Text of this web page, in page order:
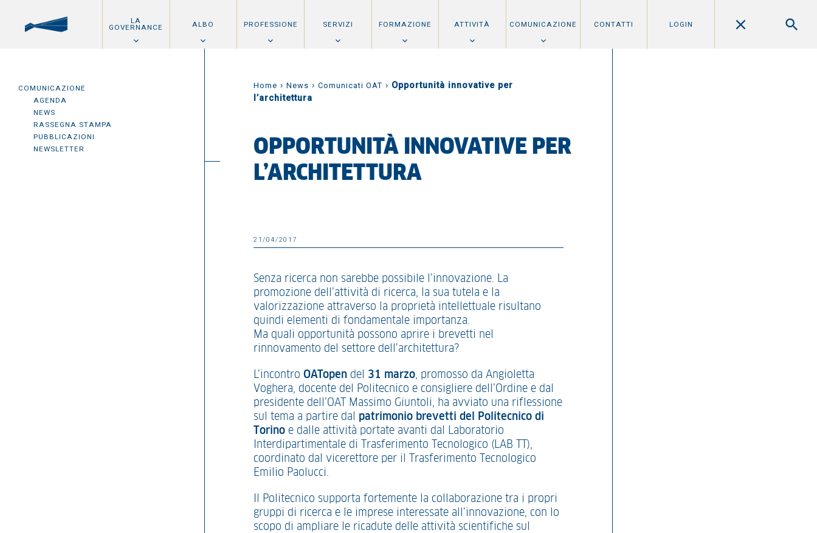
LA
GOVERNANCE ALBO PROFESSIONE SERVIZI FORMAZIONE ATTIVITÀ COMUNICAZIONE CONTATTI LOGIN
COMUNICAZIONE
AGENDA
NEWS
RASSEGNA STAMPA
PUBBLICAZIONI
NEWSLETTER
Home › News › Comunicati OAT › Opportunità innovative per
l’architettura
OPPORTUNITÀ INNOVATIVE PER
L’ARCHITETTURA
21/04/2017
Senza ricerca non sarebbe possibile l’innovazione. La
promozione dell’attività di ricerca, la sua tutela e la
valorizzazione attraverso la proprietà intellettuale risultano
quindi elementi di fondamentale importanza.
Ma quali opportunità possono aprire i brevetti nel
rinnovamento del settore dell’architettura?
L’incontro OATopen del 31 marzo, promosso da Angioletta
Voghera, docente del Politecnico e consigliere dell’Ordine e dal
presidente dell’OAT Massimo Giuntoli, ha avviato una riflessione
sul tema a partire dal patrimonio brevetti del Politecnico di
Torino e dalle attività portate avanti dal Laboratorio
Interdipartimentale di Trasferimento Tecnologico (LAB TT),
coordinato dal vicerettore per il Trasferimento Tecnologico
Emilio Paolucci.
Il Politecnico supporta fortemente la collaborazione tra i propri
gruppi di ricerca e le imprese interessate all’innovazione, con lo
scopo di ampliare le ricadute delle attività scientifiche sul